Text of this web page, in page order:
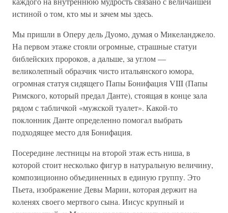
истиной о том, кто мы и зачем мы здесь.
Мы пришли в Оперу дель Дуомо, думая о Микеланджело.
На первом этаже стояли огромные, страшные статуи
библейских пророков, а дальше, за углом —
великолепный образчик чисто итальянского юмора,
огромная статуя сидящего Папы Бонифация VIII (Папы
Римского, который предал Данте), стоящая в конце зала
рядом с табличкой «мужской туалет». Какой-то
поклонник Данте определенно помогал выбрать
подходящее место для Бонифация.
Посередине лестницы на второй этаж есть ниша, в
которой стоит несколько фигур в натуральную величину,
композиционно объединенных в единую группу. Это
Пьета, изображение Девы Марии, которая держит на
коленях своего мертвого сына. Иисус крупный и